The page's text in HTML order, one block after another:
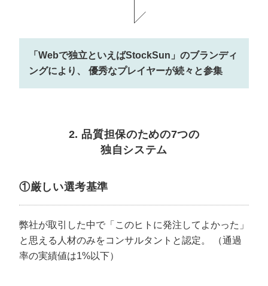
「Webで独立といえばStockSun」のブランディ
ングにより、
優秀なプレイヤーが続々と参集
2. 品質担保のための7つの
独自システム
①厳しい選考基準
弊社が取引した中で「このヒトに発注してよかった」
と思える人材のみをコンサルタントと認定。
（通過
率の実績値は1%以下）